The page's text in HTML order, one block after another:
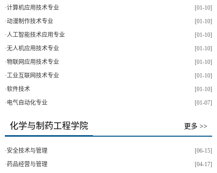
[01-10]
·计算机应用技术专业
[01-10]
·动漫制作技术专业
[01-10]
·人工智能技术应用专业
[01-10]
·无人机应用技术专业
[01-10]
·物联网应用技术专业
[01-10]
·工业互联网技术专业
[01-10]
·软件技术
[01-07]
·电气自动化专业
化学与制药工程学院 更多 >>
[06-15]
·安全技术与管理
[04-17]
·药品经营与管理